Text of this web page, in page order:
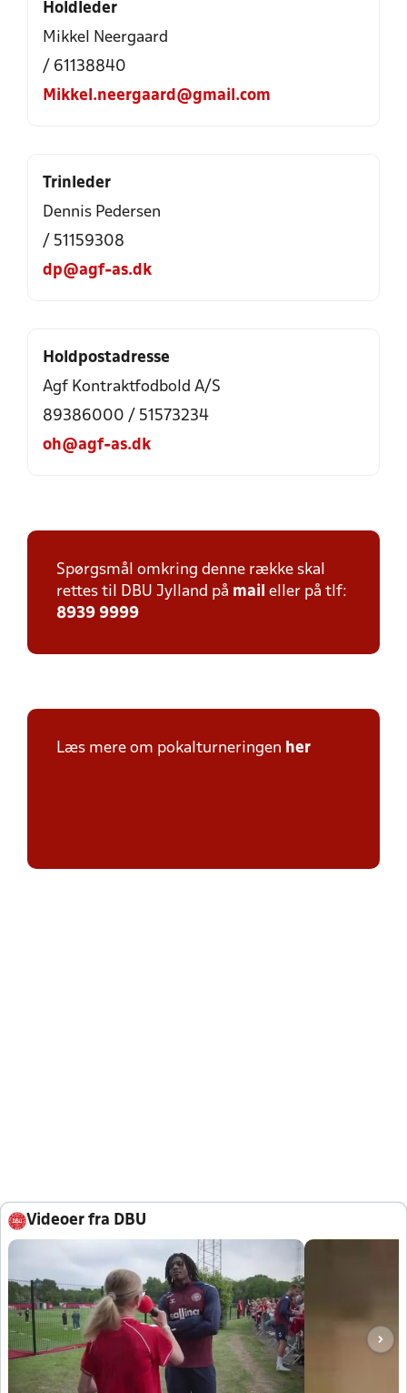
Holdleder
Mikkel Neergaard
/ 61138840
Mikkel.neergaard@gmail.com
Trinleder
Dennis Pedersen
/ 51159308
dp@agf-as.dk
Holdpostadresse
Agf Kontraktfodbold A/S
89386000 / 51573234
oh@agf-as.dk
Spørgsmål omkring denne række skal
rettes til DBU Jylland på mail eller på tlf:
8939 9999
Læs mere om pokalturneringen her
Videoer fra DBU